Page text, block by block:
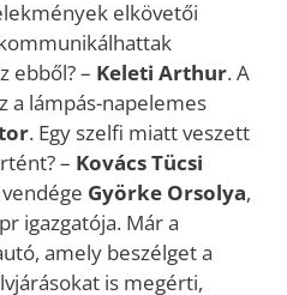
elkövetői
ebből? – Keleti Arthur. A
a lámpás-napelemes
. Egy szelfi miatt veszett
– Kovács Tücsi
Györke Orsolya,
igazgatója. Már a
amely beszélget a
is megérti,